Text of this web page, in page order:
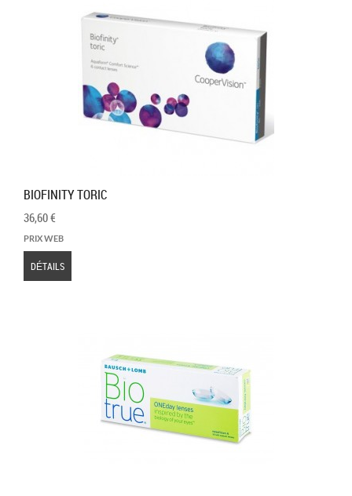
BIOFINITY TORIC
36,60 €
PRIX WEB
DÉTAILS